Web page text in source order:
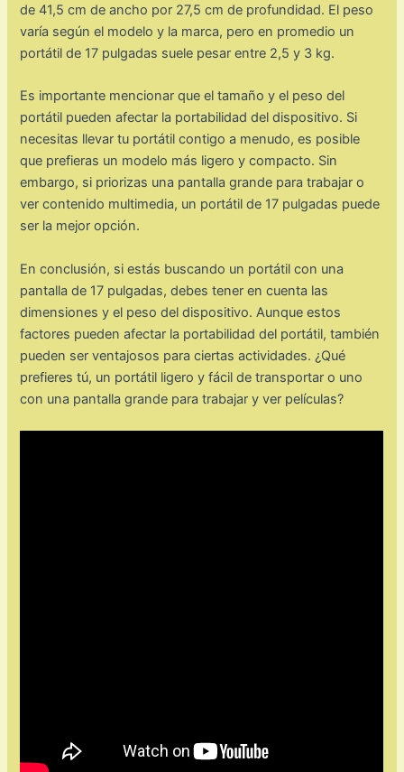
de 41,5 cm de ancho por 27,5 cm de profundidad. El peso
varía según el modelo y la marca, pero en promedio un
portátil de 17 pulgadas suele pesar entre 2,5 y 3 kg.
Es importante mencionar que el tamaño y el peso del
portátil pueden afectar la portabilidad del dispositivo. Si
necesitas llevar tu portátil contigo a menudo, es posible
que prefieras un modelo más ligero y compacto. Sin
embargo, si priorizas una pantalla grande para trabajar o
ver contenido multimedia, un portátil de 17 pulgadas puede
ser la mejor opción.
En conclusión, si estás buscando un portátil con una
pantalla de 17 pulgadas, debes tener en cuenta las
dimensiones y el peso del dispositivo. Aunque estos
factores pueden afectar la portabilidad del portátil, también
pueden ser ventajosos para ciertas actividades. ¿Qué
prefieres tú, un portátil ligero y fácil de transportar o uno
con una pantalla grande para trabajar y ver películas?